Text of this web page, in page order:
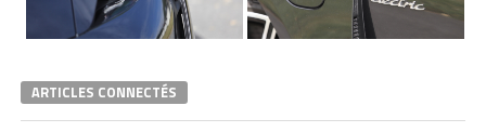
ARTICLES CONNECTÉS